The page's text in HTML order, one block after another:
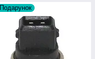
Подарунок